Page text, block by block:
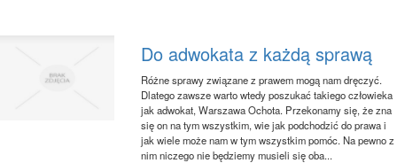
Do adwokata z każdą sprawą
Różne sprawy związane z prawem mogą nam dręczyć.
Dlatego zawsze warto wtedy poszukać takiego człowieka
jak adwokat, Warszawa Ochota. Przekonamy się, że zna
się on na tym wszystkim, wie jak podchodzić do prawa i
jak wiele może nam w tym wszystkim pomóc. Na pewno z
nim niczego nie będziemy musieli się oba...